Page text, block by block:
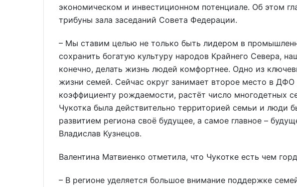
экономическом и инвестиционном потенциале. Об этом
трибуны зала заседаний Совета Федерации.
– Мы ставим целью не только быть лидером в
сохранить богатую культуру народов Крайнего Севера,
конечно, делать жизнь людей комфортнее. Одно из
жизни семей. Сейчас округ занимает второе место в ДФО
коэффициенту рождаемости, растёт число многодетных
Чукотка была действительно территорией семьи и люди
развитием региона своё будущее, а самое главное –
Владислав Кузнецов.
Валентина Матвиенко отметила, что Чукотке есть чем
– В регионе уделяется большое внимание поддержке